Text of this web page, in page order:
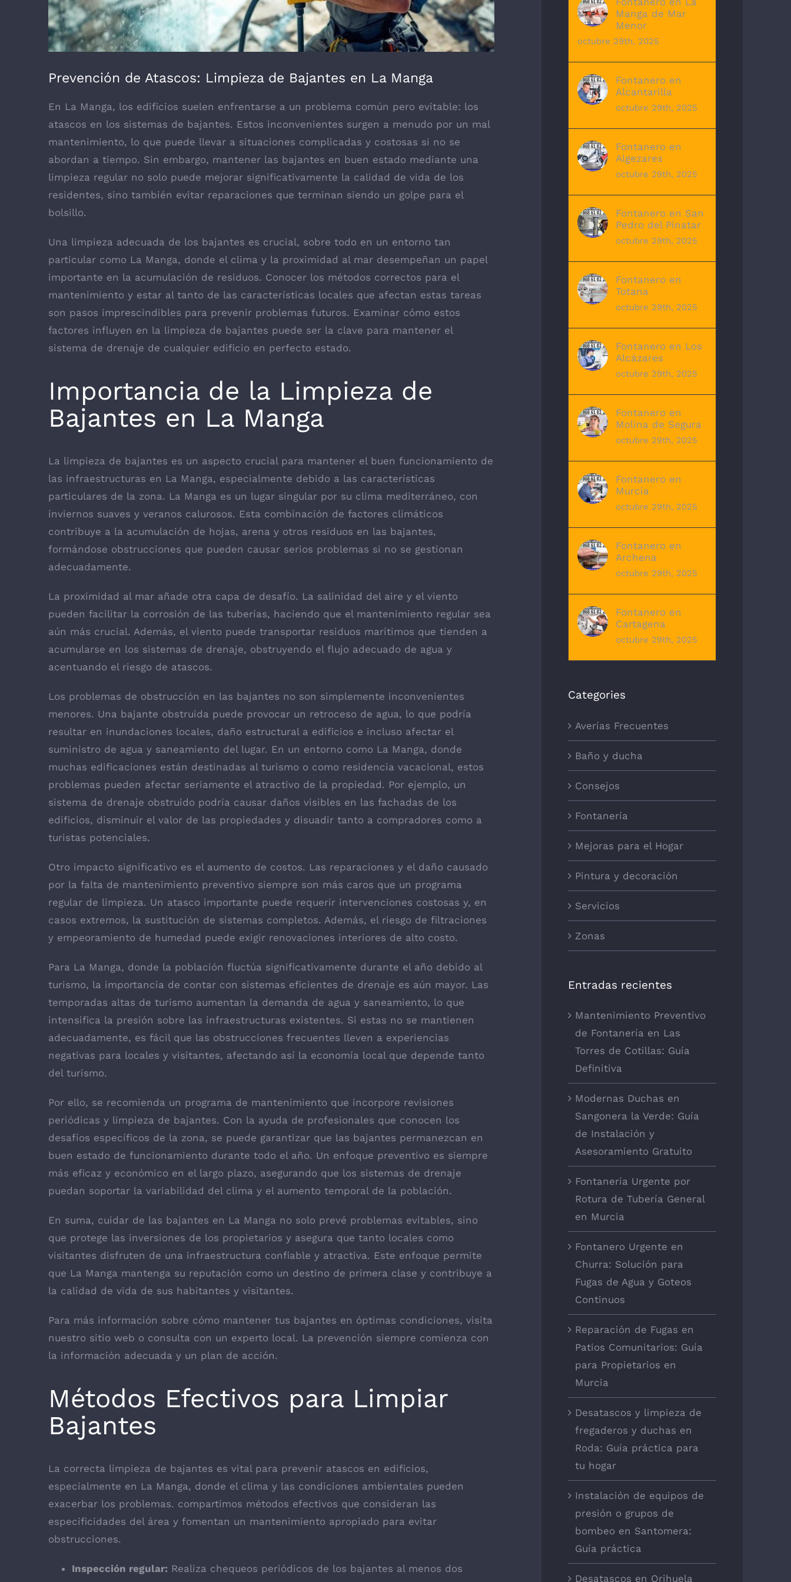
Prevención de Atascos: Limpieza de Bajantes en La Manga
En La Manga, los edificios suelen enfrentarse a un problema común pero evitable: los
atascos en los sistemas de bajantes. Estos inconvenientes surgen a menudo por un mal
mantenimiento, lo que puede llevar a situaciones complicadas y costosas si no se
abordan a tiempo. Sin embargo, mantener las bajantes en buen estado mediante una
limpieza regular no solo puede mejorar significativamente la calidad de vida de los
residentes, sino también evitar reparaciones que terminan siendo un golpe para el
bolsillo.
Una limpieza adecuada de los bajantes es crucial, sobre todo en un entorno tan
particular como La Manga, donde el clima y la proximidad al mar desempeñan un papel
importante en la acumulación de residuos. Conocer los métodos correctos para el
mantenimiento y estar al tanto de las características locales que afectan estas tareas
son pasos imprescindibles para prevenir problemas futuros. Examinar cómo estos
factores influyen en la limpieza de bajantes puede ser la clave para mantener el
sistema de drenaje de cualquier edificio en perfecto estado.
Importancia de la Limpieza de
Bajantes en La Manga
La limpieza de bajantes es un aspecto crucial para mantener el buen funcionamiento de
las infraestructuras en La Manga, especialmente debido a las características
particulares de la zona. La Manga es un lugar singular por su clima mediterráneo, con
inviernos suaves y veranos calurosos. Esta combinación de factores climáticos
contribuye a la acumulación de hojas, arena y otros residuos en las bajantes,
formándose obstrucciones que pueden causar serios problemas si no se gestionan
adecuadamente.
La proximidad al mar añade otra capa de desafío. La salinidad del aire y el viento
pueden facilitar la corrosión de las tuberías, haciendo que el mantenimiento regular sea
aún más crucial. Además, el viento puede transportar residuos marítimos que tienden a
acumularse en los sistemas de drenaje, obstruyendo el flujo adecuado de agua y
acentuando el riesgo de atascos.
Los problemas de obstrucción en las bajantes no son simplemente inconvenientes
menores. Una bajante obstruida puede provocar un retroceso de agua, lo que podría
resultar en inundaciones locales, daño estructural a edificios e incluso afectar el
suministro de agua y saneamiento del lugar. En un entorno como La Manga, donde
muchas edificaciones están destinadas al turismo o como residencia vacacional, estos
problemas pueden afectar seriamente el atractivo de la propiedad. Por ejemplo, un
sistema de drenaje obstruido podría causar daños visibles en las fachadas de los
edificios, disminuir el valor de las propiedades y disuadir tanto a compradores como a
turistas potenciales.
Otro impacto significativo es el aumento de costos. Las reparaciones y el daño causado
por la falta de mantenimiento preventivo siempre son más caros que un programa
regular de limpieza. Un atasco importante puede requerir intervenciones costosas y, en
casos extremos, la sustitución de sistemas completos. Además, el riesgo de filtraciones
y empeoramiento de humedad puede exigir renovaciones interiores de alto costo.
Para La Manga, donde la población fluctúa significativamente durante el año debido al
turismo, la importancia de contar con sistemas eficientes de drenaje es aún mayor. Las
temporadas altas de turismo aumentan la demanda de agua y saneamiento, lo que
intensifica la presión sobre las infraestructuras existentes. Si estas no se mantienen
adecuadamente, es fácil que las obstrucciones frecuentes lleven a experiencias
negativas para locales y visitantes, afectando así la economía local que depende tanto
del turismo.
Por ello, se recomienda un programa de mantenimiento que incorpore revisiones
periódicas y limpieza de bajantes. Con la ayuda de profesionales que conocen los
desafíos específicos de la zona, se puede garantizar que las bajantes permanezcan en
buen estado de funcionamiento durante todo el año. Un enfoque preventivo es siempre
más eficaz y económico en el largo plazo, asegurando que los sistemas de drenaje
puedan soportar la variabilidad del clima y el aumento temporal de la población.
En suma, cuidar de las bajantes en La Manga no solo prevé problemas evitables, sino
que protege las inversiones de los propietarios y asegura que tanto locales como
visitantes disfruten de una infraestructura confiable y atractiva. Este enfoque permite
que La Manga mantenga su reputación como un destino de primera clase y contribuye a
la calidad de vida de sus habitantes y visitantes.
Para más información sobre cómo mantener tus bajantes en óptimas condiciones, visita
nuestro sitio web o consulta con un experto local. La prevención siempre comienza con
la información adecuada y un plan de acción.
Métodos Efectivos para Limpiar
Bajantes
La correcta limpieza de bajantes es vital para prevenir atascos en edificios,
especialmente en La Manga, donde el clima y las condiciones ambientales pueden
exacerbar los problemas. compartimos métodos efectivos que consideran las
especificidades del área y fomentan un mantenimiento apropiado para evitar
obstrucciones.
Inspección regular: Realiza chequeos periódicos de los bajantes al menos dos
Manga de Mar
Menor
octubre 29th, 2025
Fontanero en
Alcantarilla
octubre 29th, 2025
Fontanero en
Algezares
octubre 29th, 2025
Fontanero en San
Pedro del Pinatar
octubre 29th, 2025
Fontanero en
Totana
octubre 29th, 2025
Fontanero en Los
Alcázares
octubre 29th, 2025
Fontanero en
Molina de Segura
octubre 29th, 2025
Fontanero en
Murcia
octubre 29th, 2025
Fontanero en
Archena
octubre 29th, 2025
Fontanero en
Cartagena
octubre 29th, 2025
Categories
Averías Frecuentes
Baño y ducha
Consejos
Fontanería
Mejoras para el Hogar
Pintura y decoración
Servicios
Zonas
Entradas recientes
Mantenimiento Preventivo
de Fontanería en Las
Torres de Cotillas: Guía
Definitiva
Modernas Duchas en
Sangonera la Verde: Guía
de Instalación y
Asesoramiento Gratuito
Fontanería Urgente por
Rotura de Tubería General
en Murcia
Fontanero Urgente en
Churra: Solución para
Fugas de Agua y Goteos
Continuos
Reparación de Fugas en
Patios Comunitarios: Guía
para Propietarios en
Murcia
Desatascos y limpieza de
fregaderos y duchas en
Roda: Guía práctica para
tu hogar
Instalación de equipos de
presión o grupos de
bombeo en Santomera:
Guía práctica
Desatascos en Orihuela